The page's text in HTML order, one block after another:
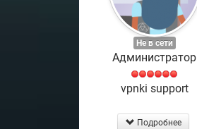
Не в сети
Администратор
vpnki support
Подробнее